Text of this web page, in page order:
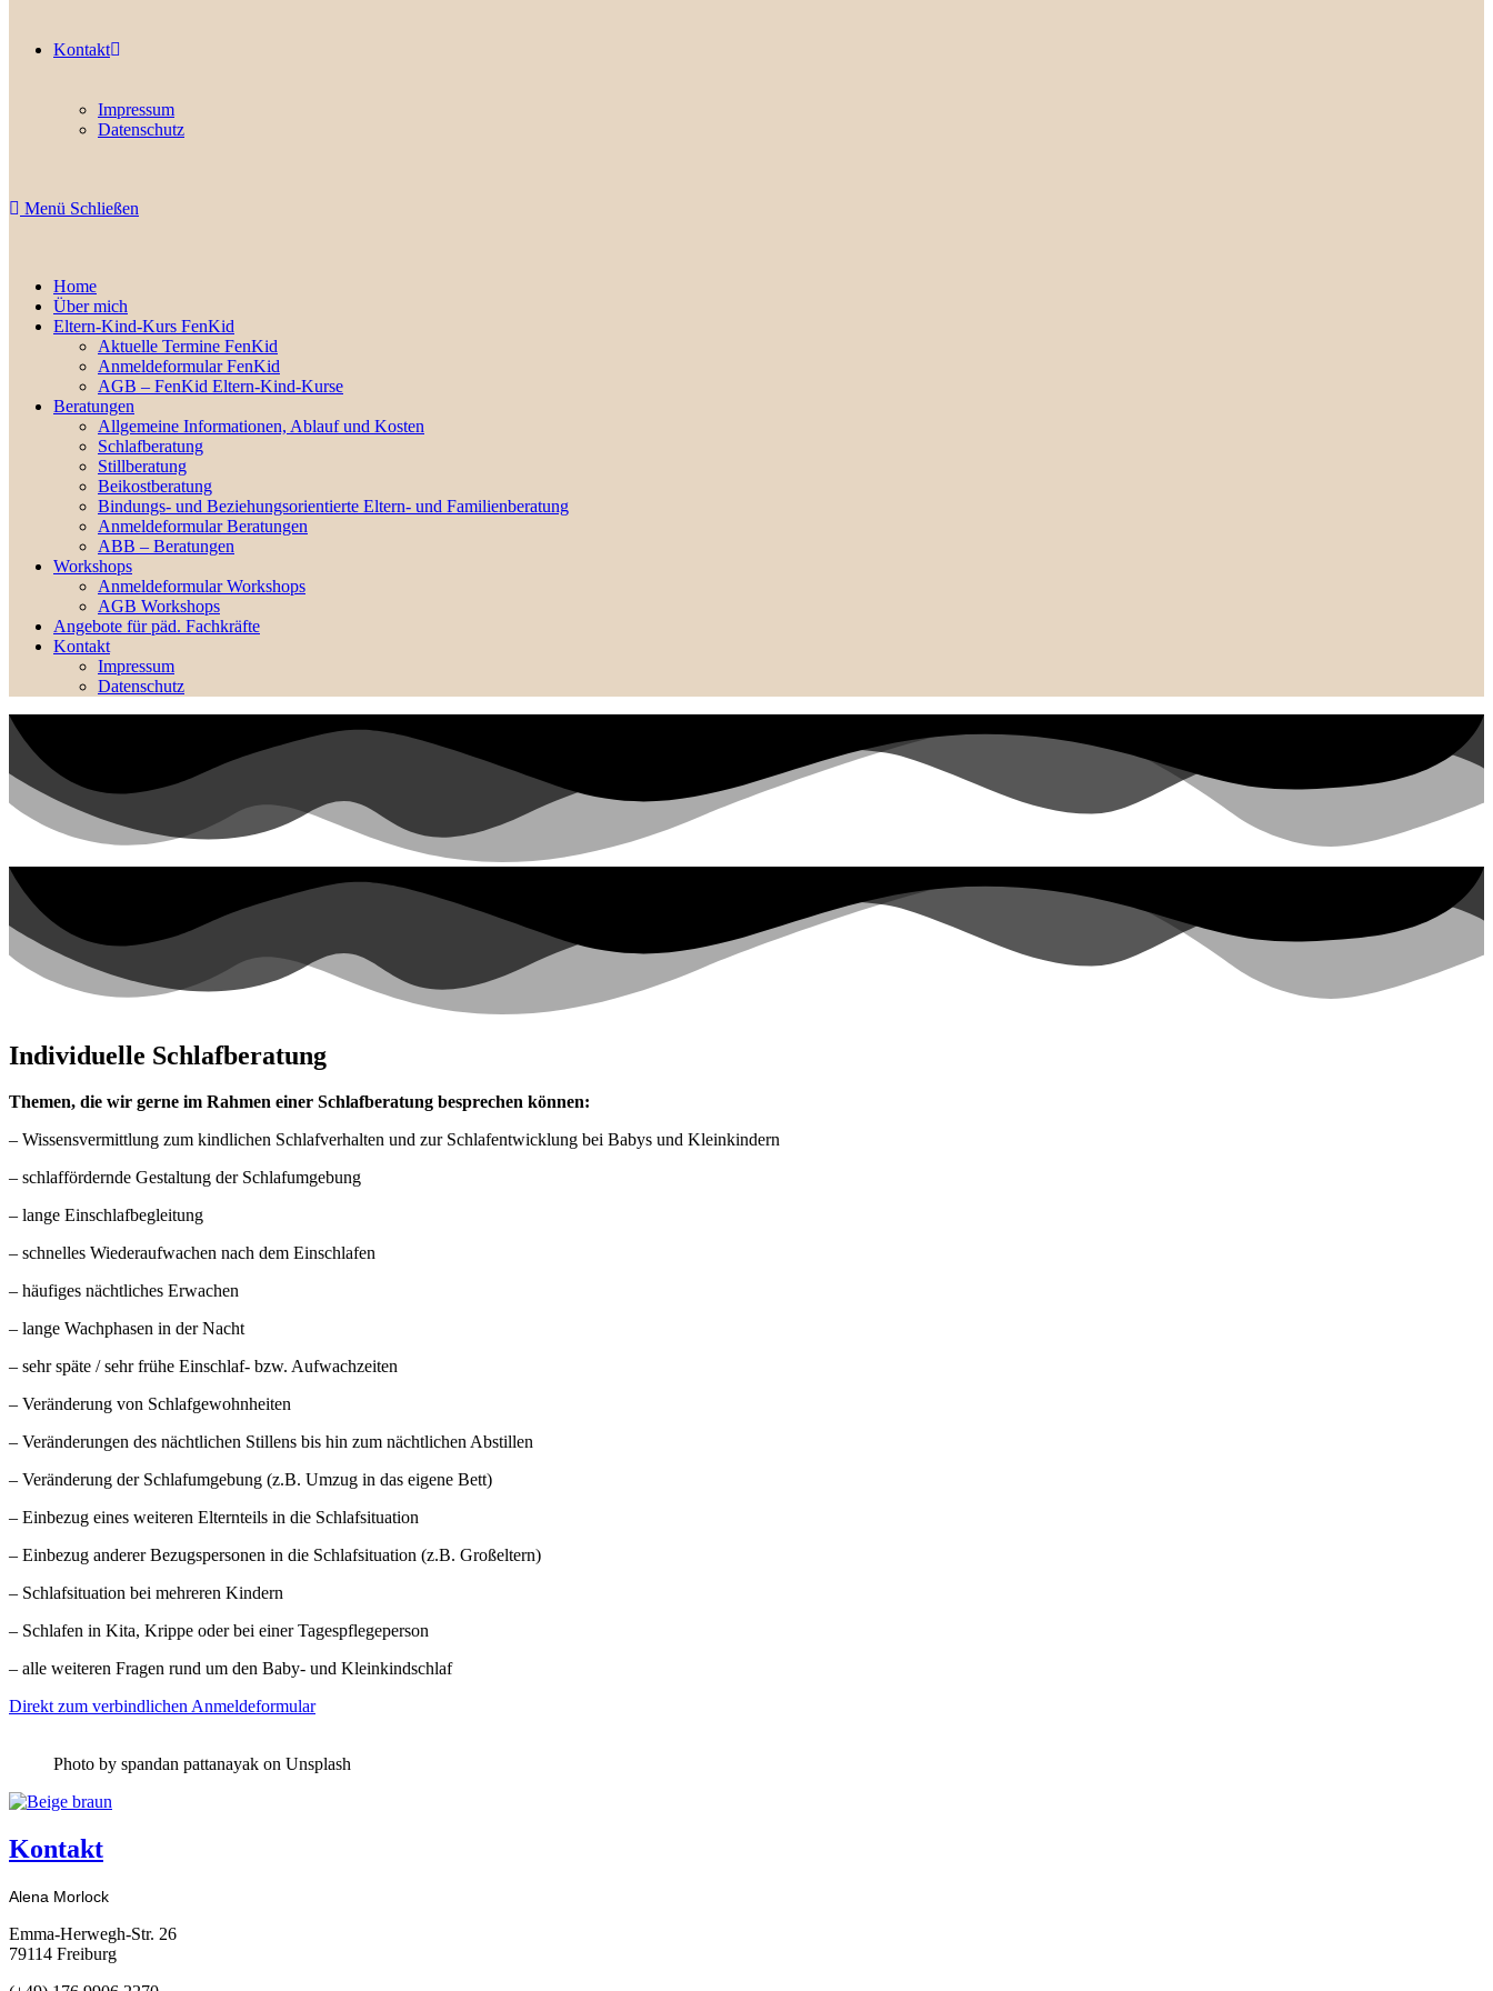
Kontakt
Impressum
Datenschutz
Menü Schließen
Home
Über mich
Eltern-Kind-Kurs FenKid
Aktuelle Termine FenKid
Anmeldeformular FenKid
AGB – FenKid Eltern-Kind-Kurse
Beratungen
Allgemeine Informationen, Ablauf und Kosten
Schlafberatung
Stillberatung
Beikostberatung
Bindungs- und Beziehungsorientierte Eltern- und Familienberatung
Anmeldeformular Beratungen
ABB – Beratungen
Workshops
Anmeldeformular Workshops
AGB Workshops
Angebote für päd. Fachkräfte
Kontakt
Impressum
Datenschutz
Individuelle Schlafberatung
Themen, die wir gerne im Rahmen einer Schlafberatung besprechen können:
– Wissensvermittlung zum kindlichen Schlafverhalten und zur Schlafentwicklung bei Babys und Kleinkindern
– schlaffördernde Gestaltung der Schlafumgebung
– lange Einschlafbegleitung
– schnelles Wiederaufwachen nach dem Einschlafen
– häufiges nächtliches Erwachen
– lange Wachphasen in der Nacht
– sehr späte / sehr frühe Einschlaf- bzw. Aufwachzeiten
– Veränderung von Schlafgewohnheiten
– Veränderungen des nächtlichen Stillens bis hin zum nächtlichen Abstillen
– Veränderung der Schlafumgebung (z.B. Umzug in das eigene Bett)
– Einbezug eines weiteren Elternteils in die Schlafsituation
– Einbezug anderer Bezugspersonen in die Schlafsituation (z.B. Großeltern)
– Schlafsituation bei mehreren Kindern
– Schlafen in Kita, Krippe oder bei einer Tagespflegeperson
– alle weiteren Fragen rund um den Baby- und Kleinkindschlaf
Direkt zum verbindlichen Anmeldeformular
Photo by spandan pattanayak on Unsplash
Kontakt
Alena Morlock
Emma-Herwegh-Str. 26
79114 Freiburg